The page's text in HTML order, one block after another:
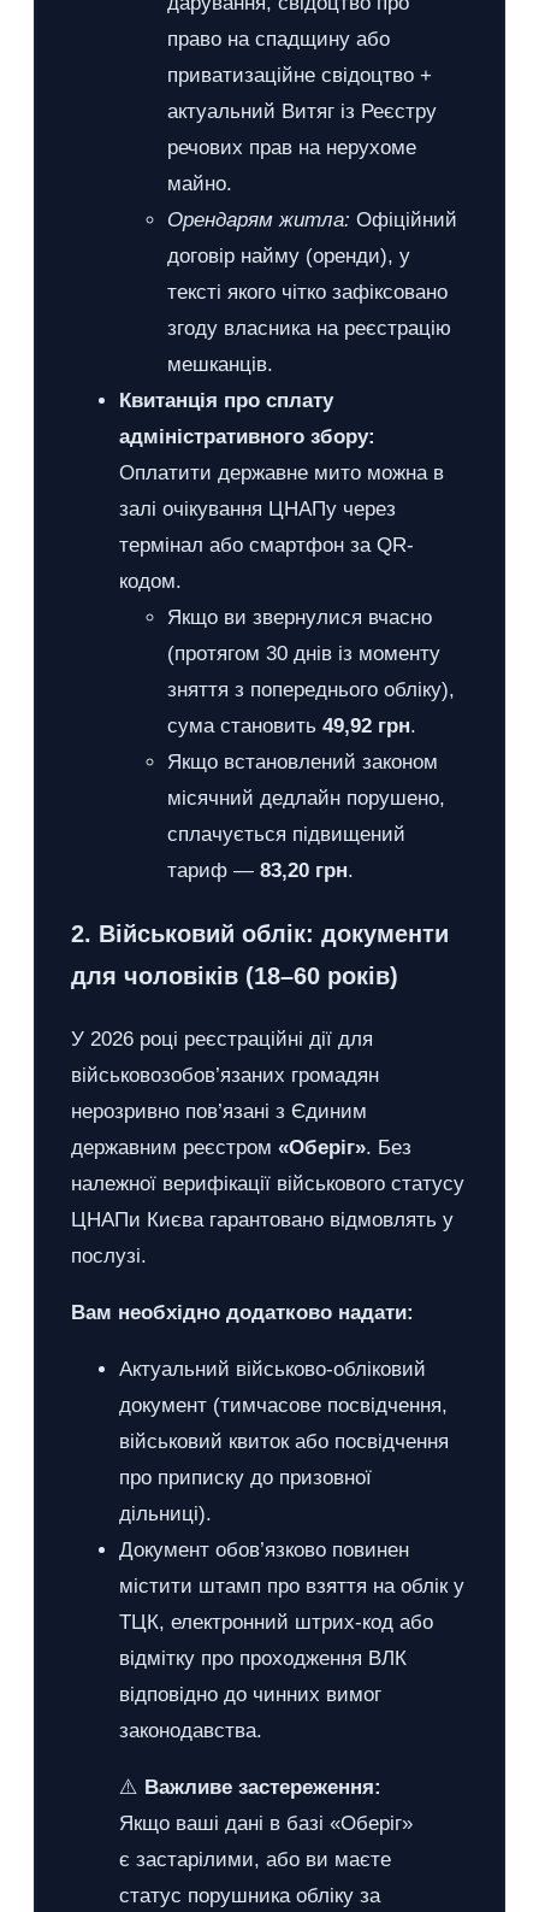
право на спадщину або
приватизаційне свідоцтво +
актуальний Витяг із Реєстру
речових прав на нерухоме
майно.
Орендарям житла: Офіційний
договір найму (оренди), у
тексті якого чітко зафіксовано
згоду власника на реєстрацію
мешканців.
Квитанція про сплату
адміністративного збору:
Оплатити державне мито можна в
залі очікування ЦНАПу через
термінал або смартфон за QR-
кодом.
Якщо ви звернулися вчасно
(протягом 30 днів із моменту
зняття з попереднього обліку),
сума становить 49,92 грн.
Якщо встановлений законом
місячний дедлайн порушено,
сплачується підвищений
тариф — 83,20 грн.
2. Військовий облік: документи
для чоловіків (18–60 років)
У 2026 році реєстраційні дії для
військовозобов’язаних громадян
нерозривно пов’язані з Єдиним
державним реєстром «Оберіг». Без
належної верифікації військового статусу
ЦНАПи Києва гарантовано відмовлять у
послузі.
Вам необхідно додатково надати:
Актуальний військово-обліковий
документ (тимчасове посвідчення,
військовий квиток або посвідчення
про приписку до призовної
дільниці).
Документ обов’язково повинен
містити штамп про взяття на облік у
ТЦК, електронний штрих-код або
відмітку про проходження ВЛК
відповідно до чинних вимог
законодавства.
⚠️ Важливе застереження:
Якщо ваші дані в базі «Оберіг»
є застарілими, або ви маєте
статус порушника обліку за